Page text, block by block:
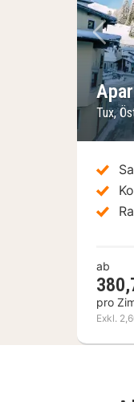
Tux,
ab
pro
Exkl.